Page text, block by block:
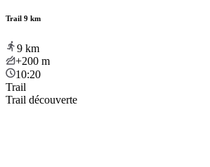
Trail 9 km
9 km
+200 m
10:20
Trail
Trail découverte